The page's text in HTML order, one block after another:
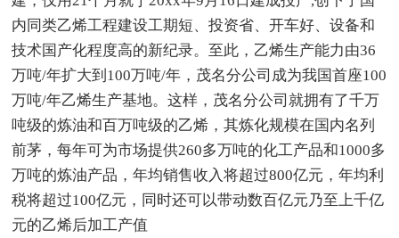
内同类乙烯工程建设工期短、投资省、开车好、设备和
技术国产化程度高的新纪录。至此，乙烯生产能力由36
万吨/年扩大到100万吨/年，茂名分公司成为我国首座100
万吨/年乙烯生产基地。这样，茂名分公司就拥有了千万
吨级的炼油和百万吨级的乙烯，其炼化规模在国内名列
前茅，每年可为市场提供260多万吨的化工产品和1000多
万吨的炼油产品，年均销售收入将超过800亿元，年均利
税将超过100亿元，同时还可以带动数百亿元乃至上千亿
元的乙烯后加工产值